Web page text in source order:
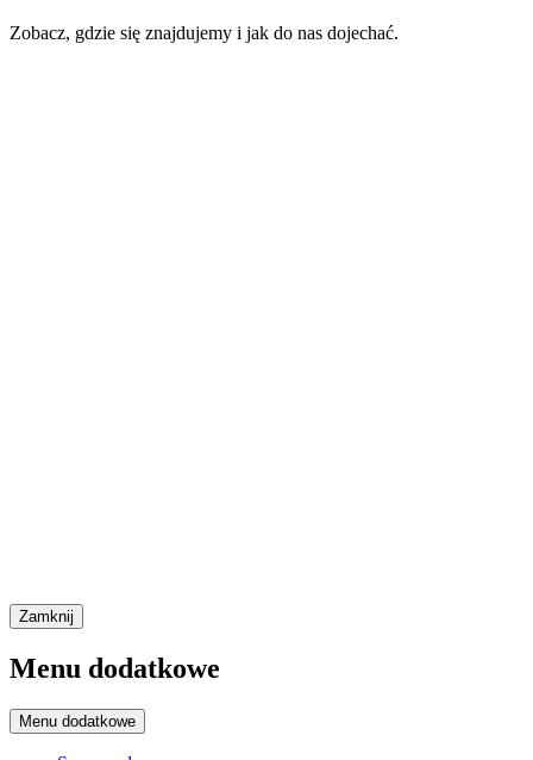
Zobacz, gdzie się znajdujemy i jak do nas dojechać.
Zamknij
Menu dodatkowe
Menu dodatkowe